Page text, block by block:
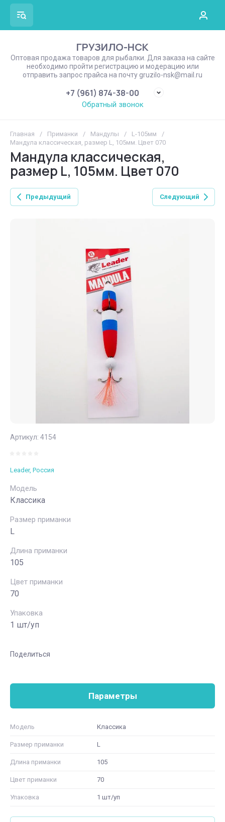
ГРУЗИЛО-НСК
Оптовая продажа товаров для рыбалки. Для заказа на сайте
необходимо пройти регистрацию и модерацию или
отправить запрос прайса на почту gruzilo-nsk@mail.ru
+7 (961) 874-38-00
Обратный звонок
Главная / Приманки / Мандулы / L-105мм
/
Мандула классическая, размер L, 105мм. Цвет 070
Мандула классическая,
размер L, 105мм. Цвет 070
Предыдущий Следующий
Артикул: 4154
Leader, Россия
Модель
Классика
Размер приманки
L
Длина приманки
105
Цвет приманки
70
Упаковка
1 шт/уп
Поделиться
Параметры
Модель Классика
Размер приманки L
Длина приманки 105
Цвет приманки 70
Упаковка 1 шт/уп